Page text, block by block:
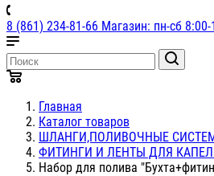
8 (861) 234-81-66 Магазин: пн-сб 8:00-
Главная
Каталог товаров
ШЛАНГИ,ПОЛИВОЧНЫЕ
ФИТИНГИ И ЛЕНТЫ ДЛЯ
Набор для полива